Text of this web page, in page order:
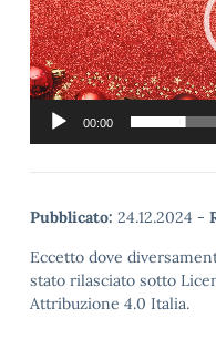
00:00
Pubblicato: 24.12.2024 -
Eccetto dove
stato rilasciato sotto
Attribuzione 4.0 Italia.